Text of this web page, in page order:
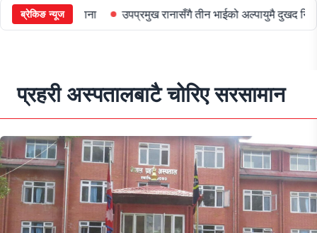
ब्रेकिङ न्यूजउपप्रमुख रानासँगै तीन भाईको अल्पायुमै दुखद निधन ओली
प्रहरी अस्पतालबाटै चोरिए सरसामान